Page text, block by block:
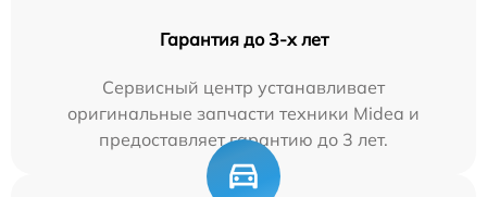
Гарантия до 3-х лет
Сервисный центр устанавливает
оригинальные запчасти техники Midea и
предоставляет гарантию до 3 лет.